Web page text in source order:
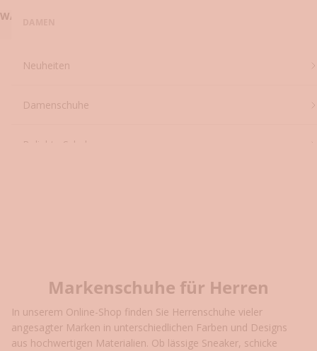
Neuheiten
Damenschuhe
Beliebte Schuhe
WARENKORB (0)
Markenschuhe für Herren
In unserem Online-Shop finden Sie Herrenschuhe vieler
angesagter Marken in unterschiedlichen Farben und Designs
aus hochwertigen Materialien. Ob lässige Sneaker, schicke